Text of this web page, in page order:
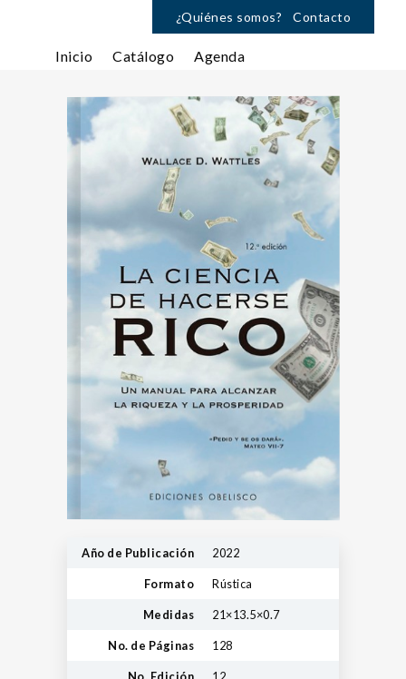
¿Quiénes somos? Contacto
Inicio Catálogo Agenda
Año de Publicación 2022
Formato Rústica
Medidas 21×13.5×0.7
No. de Páginas 128